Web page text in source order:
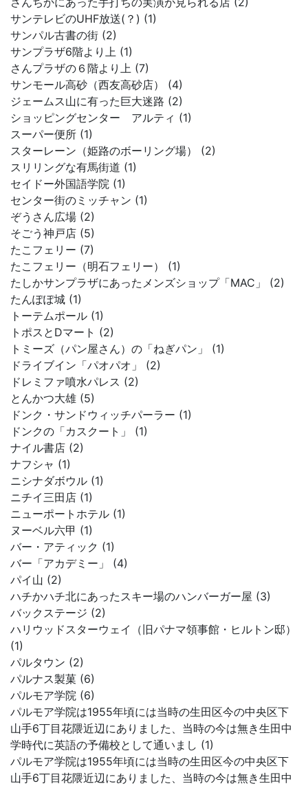
サンテレビのUHF放送(？) (1)
サンパル古書の街 (2)
サンプラザ6階より上 (1)
さんプラザの６階より上 (7)
サンモール高砂（西友高砂店） (4)
ジェームス山に有った巨大迷路 (2)
ショッピングセンター アルティ (1)
スーパー便所 (1)
スターレーン（姫路のボーリング場） (2)
スリリングな有馬街道 (1)
セイドー外国語学院 (1)
センター街のミッチャン (1)
ぞうさん広場 (2)
そごう神戸店 (5)
たこフェリー (7)
たこフェリー（明石フェリー） (1)
たしかサンプラザにあったメンズショップ「MAC」 (2)
たんぽぽ城 (1)
トーテムポール (1)
トポスとDマート (2)
トミーズ（パン屋さん）の「ねぎパン」 (1)
ドライブイン「パオパオ」 (2)
ドレミファ噴水パレス (2)
とんかつ大雄 (5)
ドンク・サンドウィッチパーラー (1)
ドンクの「カスクート」 (1)
ナイル書店 (2)
ナフシャ (1)
ニシナダボウル (1)
ニチイ三田店 (1)
ニューポートホテル (1)
ヌーベル六甲 (1)
バー・アティック (1)
バー「アカデミー」 (4)
パイ山 (2)
ハチかハチ北にあったスキー場のハンバーガー屋 (3)
バックステージ (2)
ハリウッドスターウェイ（旧パナマ領事館・ヒルトン邸）
(1)
パルタウン (2)
パルナス製菓 (6)
パルモア学院 (6)
パルモア学院は1955年頃には当時の生田区今の中央区下
山手6丁目花隈近辺にありました、当時の今は無き生田中
学時代に英語の予備校として通いまし (1)
パルモア学院は1955年頃には当時の生田区今の中央区下
山手6丁目花隈近辺にありました、当時の今は無き生田中